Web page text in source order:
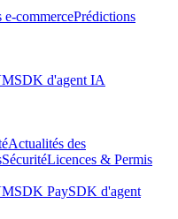
e-commercePrédictions
SDK d'agent IA
Actualités des
SécuritéLicences & Permis
SDK PaySDK d'agent